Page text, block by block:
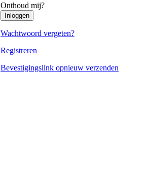
Onthoud mij?
Inloggen
Wachtwoord vergeten?
Registreren
Bevestigingslink opnieuw verzenden